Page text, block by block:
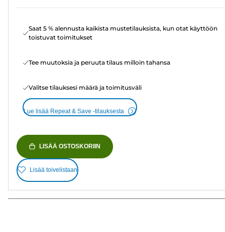
Saat 5 % alennusta kaikista mustetilauksista, kun otat käyttöön
toistuvat toimitukset
Tee muutoksia ja peruuta tilaus milloin tahansa
Valitse tilauksesi määrä ja toimitusväli
Lue lisää Repeat & Save -tilauksesta
LISÄÄ OSTOSKORIIN
Lisää toivelistaan